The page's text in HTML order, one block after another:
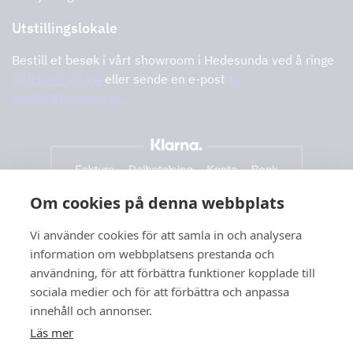
Om cookies på denna webbplats
Vi använder cookies för att samla in och analysera
information om webbplatsens prestanda och
användning, för att förbättra funktioner kopplade till
sociala medier och för att förbättra och anpassa
innehåll och annonser.
Läs mer
Utstillingslokale
Bestill et besøk i vårt showroom i Hedesunda ved å ringe
0291-47 77 74 eller sende en e-post til
cecilia@tovenco.se.